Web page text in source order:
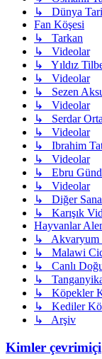
↳ Dünya
Fan Köşesi
↳ Tarkan
↳ Videolar
↳ Yıldız
↳ Videolar
↳ Sezen
↳ Videolar
↳ Serdar
↳ Videolar
↳ Ibrahim
↳ Videolar
↳ Ebru
↳ Videolar
↳ Diğer
↳ Karışık
Hayvanlar
↳ Akvaryum
↳ Malawi
↳ Canlı
↳
↳ Köpekler
↳ Kediler
↳ Arşiv
Kimler çevrimiçi